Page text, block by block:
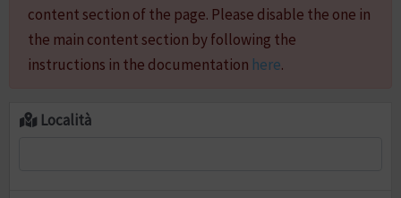
content section of the page. Please disable the one in
the main content section by following the
instructions in the documentation here.
Località